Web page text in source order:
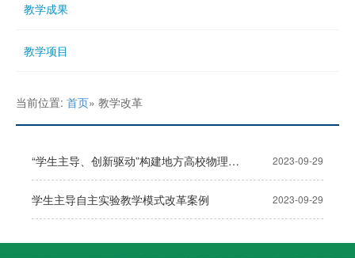
教学成果
教学项目
当前位置: 首页» 教学改革
2023-09-29
“学生主导、创新驱动”构建地方高校物理学创新人才培养新模式
2023-09-29
学生主导自主实验教学模式改革案例